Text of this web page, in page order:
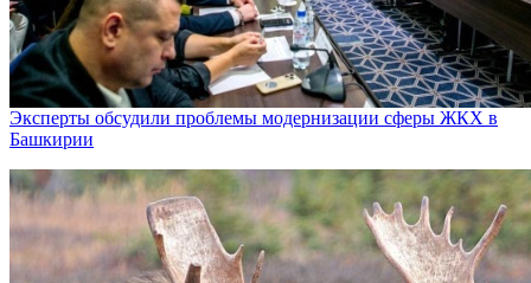
Эксперты обсудили проблемы модернизации сферы ЖКХ в
Башкирии